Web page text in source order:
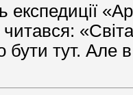
експедиції
бути тут.